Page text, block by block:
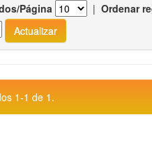
Página | Ordenar
1-1 de 1.